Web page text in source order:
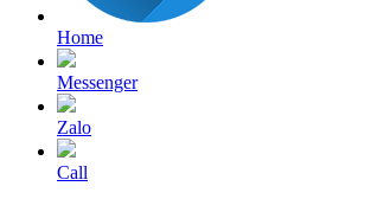
Home
Messenger
Zalo
Call